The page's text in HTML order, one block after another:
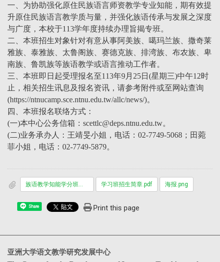
一、为协助强化原住民族语言师资教学专业知能，期有效提
升原住民族语言教学质与量，并强化族语传承与发展之深度
与广度，本校于113学年度持续办理旨揭专班。
二、本班招生对象针对有意从事阿美族、噶玛兰族、撒奇莱
雅族、泰雅族、太鲁阁族、赛德克族、排湾族、布农族、卑
南族、鲁凯族等族语教学或语言推动工作者。
三、本班即日起受理报名至113年9月25日(星期三)中午12时
止，相关招生讯息及报名资讯，请参考附件或至网站查询
(https://ntnucamp.sce.ntnu.edu.tw/allc/news/)。
四、本班报名联络方式：
(一)本中心公务信箱：scettlc@deps.ntnu.edu.tw。
(二)业务承办人：王靖旻小姐，电话：02-7749-5068；田菀
菲小姐，电话：02-7749-5879。
学习班招生简章.pdf 海报.png
Share Print this page
亚洲大学语文教学研究发展中心